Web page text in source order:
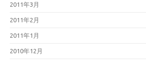
2011年3月
2011年2月
2011年1月
2010年12月